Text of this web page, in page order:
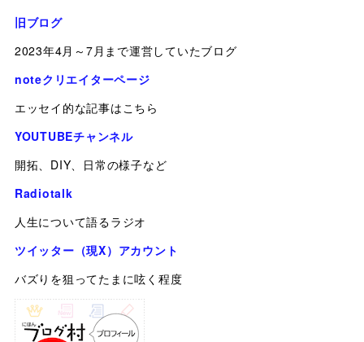
旧ブログ
2023年4月～7月まで運営していたブログ
noteクリエイターページ
エッセイ的な記事はこちら
YOUTUBEチャンネル
開拓、DIY、日常の様子など
Radiotalk
人生について語るラジオ
ツイッター（現X）アカウント
バズりを狙ってたまに呟く程度